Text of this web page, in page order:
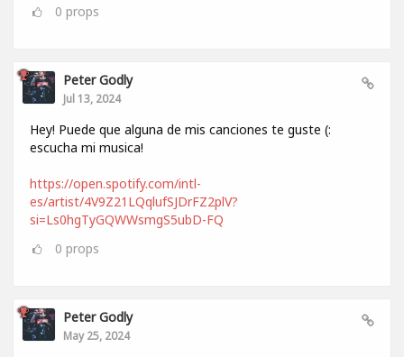
0 props
Peter Godly
Jul 13, 2024
Hey! Puede que alguna de mis canciones te guste (:
escucha mi musica!
https://open.spotify.com/intl-
es/artist/4V9Z21LQqlufSJDrFZ2plV?
si=Ls0hgTyGQWWsmgS5ubD-FQ
0 props
Peter Godly
May 25, 2024